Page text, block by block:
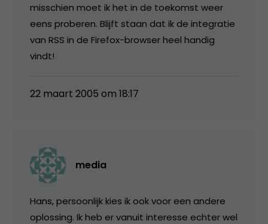
misschien moet ik het in de toekomst weer
eens proberen. Blijft staan dat ik de integratie
van RSS in de Firefox-browser heel handig
vindt!
22 maart 2005 om 18:17
media
Hans, persoonlijk kies ik ook voor een andere
oplossing. Ik heb er vanuit interesse echter wel